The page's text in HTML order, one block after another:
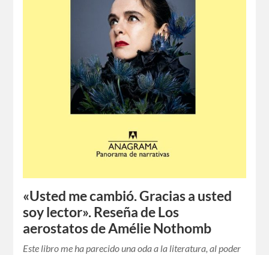
«Usted me cambió. Gracias a usted
soy lector». Reseña de Los
aerostatos de Amélie Nothomb
Este libro me ha parecido una oda a la literatura, al poder